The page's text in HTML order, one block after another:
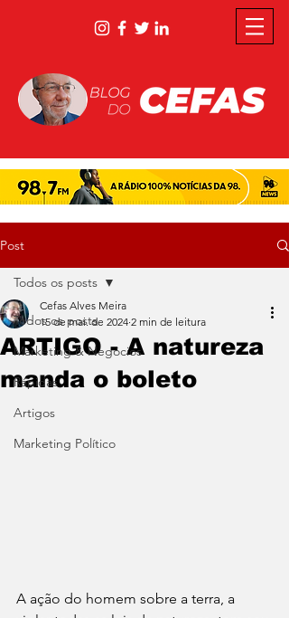
Post
Todos os posts
Marketing & Negócios
Rápidas
Artigos
Marketing Político
Todos os posts
ARTIGO - A natureza
manda o boleto
Cefas Alves Meira
15 de mai. de 2024 2 min de leitura
A ação do homem sobre a terra, a